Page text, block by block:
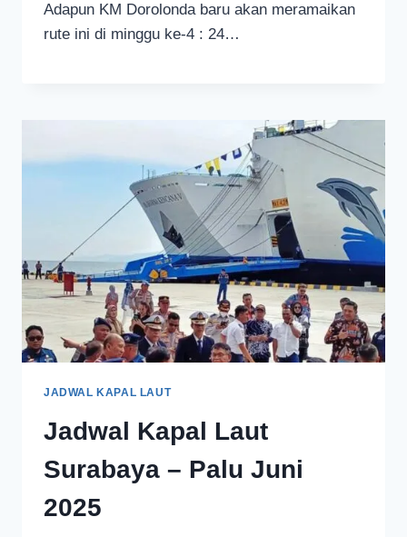
Adapun KM Dorolonda baru akan meramaikan
rute ini di minggu ke-4 : 24…
JADWAL KAPAL LAUT
Jadwal Kapal Laut
Surabaya – Palu Juni
2025